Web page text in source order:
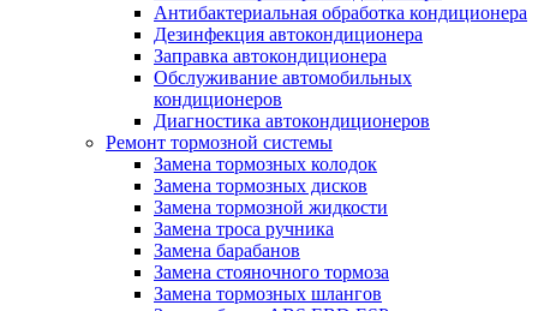
Антибактериальная обработка кондиционера
Дезинфекция автокондиционера
Заправка автокондиционера
Обслуживание автомобильных
кондиционеров
Диагностика автокондиционеров
Ремонт тормозной системы
Замена тормозных колодок
Замена тормозных дисков
Замена тормозной жидкости
Замена троса ручника
Замена барабанов
Замена стояночного тормоза
Замена тормозных шлангов